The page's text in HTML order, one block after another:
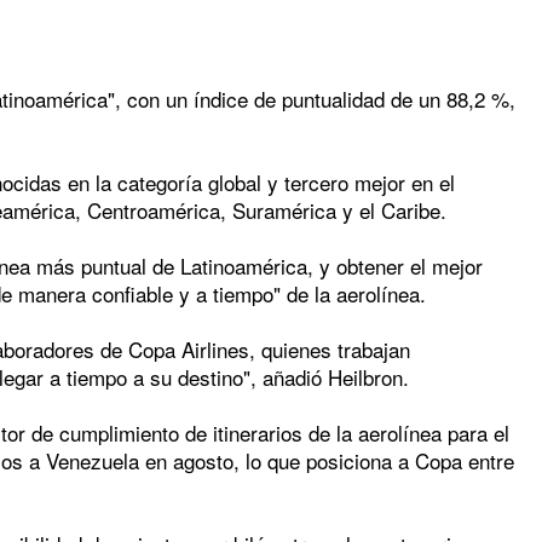
con un índice de puntualidad de un 88,2 %,
en la categoría global y tercero mejor en el
Centroamérica, Suramérica y el Caribe.
más puntual de Latinoamérica, y obtener el mejor
manera confiable y a tiempo" de la aerolínea.
de Copa Airlines, quienes trabajan
a tiempo a su destino", añadió Heilbron.
de cumplimiento de itinerarios de la aerolínea para el
a Venezuela en agosto, lo que posiciona a Copa entre